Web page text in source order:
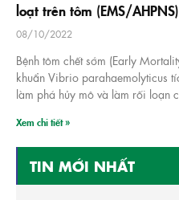
loạt trên tôm (EMS/AHPNS)
08/10/2022
Bệnh tôm chết sớm (Early
khuẩn Vibrio parahaemolyticus
làm phá hủy mô và làm rối loạn
Xem chi tiết »
TIN MỚI NHẤT